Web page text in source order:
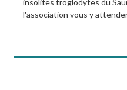
l'association vous y